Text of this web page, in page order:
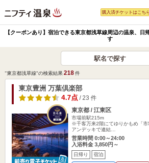
購入済チケットはこち
【クーポンあり】宿泊できる東京都浅草線周辺の温泉、日
す
駅名で探す
"東京都浅草線"の検索結果218件
東京豊洲 万葉倶楽部
4.7点 / 23 件
東京都 / 江東区
市場前駅215m
※千客万来2階にてゆりかもめ「市
アンデッキで連結…
営業時間 0:00～24:00
入浴料金 3,850円～
日帰り 宿泊